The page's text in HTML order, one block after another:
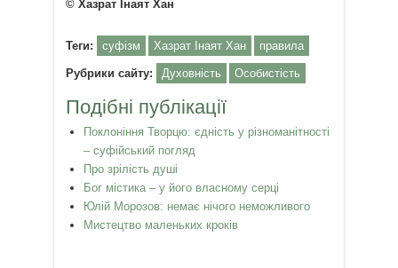
©Хазрат Інаят Хан
Теги: суфізм Хазрат Інаят Хан правила
Рубрики сайту: Духовність Особистість
Подібні публікації
Поклоніння Творцю: єдність у різноманітності
– суфійський погляд
Про зрілість душі
Бог містика – у його власному серці
Юлій Морозов: немає нічого неможливого
Мистецтво маленьких кроків